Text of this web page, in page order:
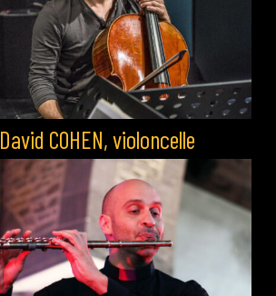
David COHEN, violoncelle